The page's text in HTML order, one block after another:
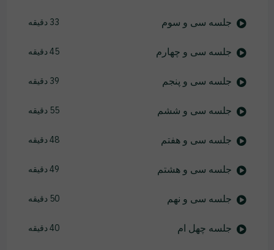
جلسه سی و سوم 33 دقیقه
جلسه سی و چهارم 45 دقیقه
جلسه سی و پنجم 39 دقیقه
جلسه سی و ششم 55 دقیقه
جلسه سی و هفتم 48 دقیقه
جلسه سی و هشتم 49 دقیقه
جلسه سی و نهم 50 دقیقه
جلسه چهل ام 40 دقیقه